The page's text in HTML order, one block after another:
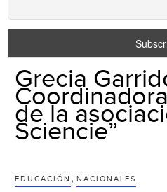
Grecia
de la
Sciencie”
EDUCACIÓN ,NACIONALES